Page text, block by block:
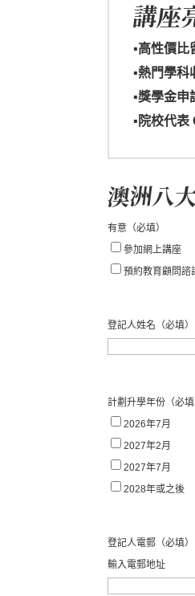
講座
▪️高性價比
▪️熱門學科
▪️獎學金申
▪️ 院校代表
澳洲八
有意 （必填）
參加網上講座
預約教育顧問諮
登記人姓名 （必填）
計劃升學年份 （必填
2026年7月
2027年2月
2027年7月
2028年或之後
登記人電郵 （必填）
輸入電郵地址